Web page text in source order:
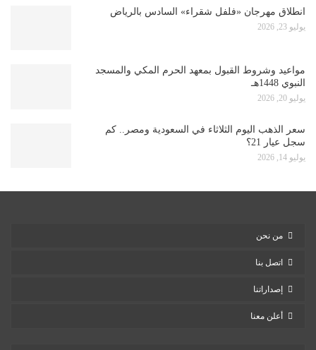
انطلاق مهرجان «فلفل شقراء» السادس بالرياض
يوليو 23, 2026
مواعيد وشروط القبول بمعهد الحرم المكي والمسجد
النبوي 1448هـ
يوليو 20, 2026
سعر الذهب اليوم الثلاثاء في السعودية ومصر.. كم
سجل عيار 21؟
يوليو 14, 2026
من نحن
اتصل بنا
إصداراتنا
أعلن معنا